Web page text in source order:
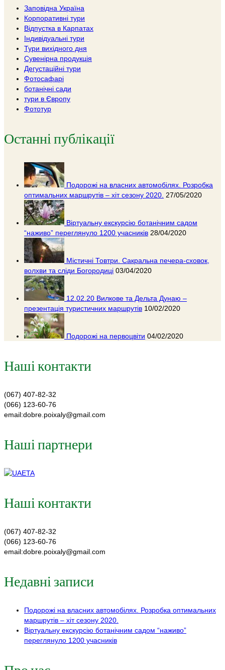
Заповідна Україна
Корпоративні тури
Відпустка в Карпатах
Індивідуальні тури
Тури вихідного дня
Сувенірна продукція
Дегустаційні тури
Фотосафарі
ботанічні сади
тури в Європу
Фототур
Останні публікації
Подорожі на власних автомобілях. Розробка
оптимальних маршрутів – хіт сезону 2020. 27/05/2020
Віртуальну екскурсію ботанічним садом
“наживо” переглянуло 1200 учасників 28/04/2020
Містичні Товтри. Сакральна печера-сховок,
волхви та сліди Богородиці 03/04/2020
12.02.20 Вилкове та Дельта Дунаю –
презентація туристичних маршрутів 10/02/2020
Подорожі на первоцвіти 04/02/2020
Наші контакти
(067) 407-82-32
(066) 123-60-76
email:dobre.poixaly@gmail.com
Наші партнери
Наші контакти
(067) 407-82-32
(066) 123-60-76
email:dobre.poixaly@gmail.com
Недавні записи
Подорожі на власних автомобілях. Розробка оптимальних
маршрутів – хіт сезону 2020.
Віртуальну екскурсію ботанічним садом “наживо”
переглянуло 1200 учасників